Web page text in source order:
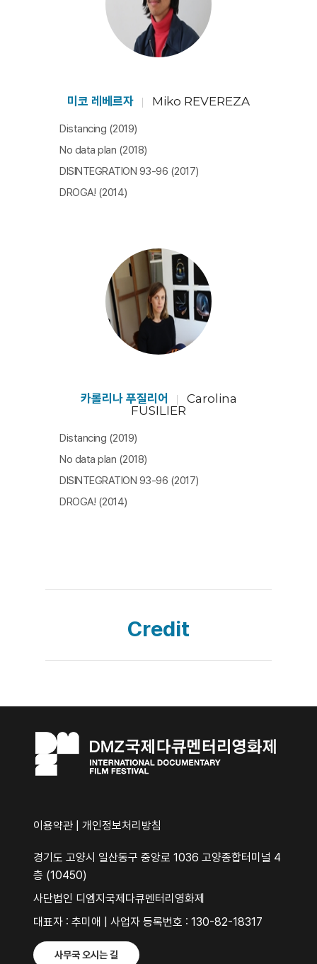
미코 레베르자 Miko REVEREZA
Distancing (2019)
No data plan (2018)
DISINTEGRATION 93-96 (2017)
DROGA! (2014)
카롤리나 푸질리어
Carolina
FUSILIER
Distancing (2019)
No data plan (2018)
DISINTEGRATION 93-96 (2017)
DROGA! (2014)
Credit
이용약관 개인정보처리방침
경기도 고양시 일산동구 중앙로 1036 고양종합터미널 4
층 (10450)
사단법인 디엠지국제다큐멘터리영화제
대표자 : 추미애 | 사업자 등록번호 : 130-82-18317
사무국 오시는 길